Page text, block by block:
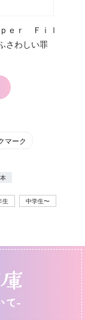
ｅｒ Ｆｉｌ
わしい罪
マーク
生 中学生〜
て-